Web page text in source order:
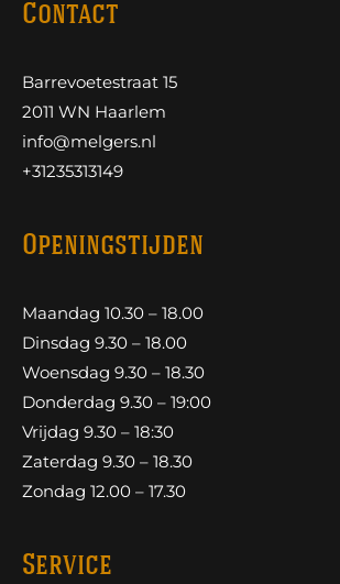
Contact
Barrevoetestraat 15
2011 WN Haarlem
info@melgers.nl
+31235313149
Openingstijden
Maandag 10.30 – 18.00
Dinsdag 9.30 – 18.00
Woensdag 9.30 – 18.30
Donderdag 9.30 – 19:00
Vrijdag 9.30 – 18:30
Zaterdag 9.30 – 18.30
Zondag 12.00 – 17.30
Service